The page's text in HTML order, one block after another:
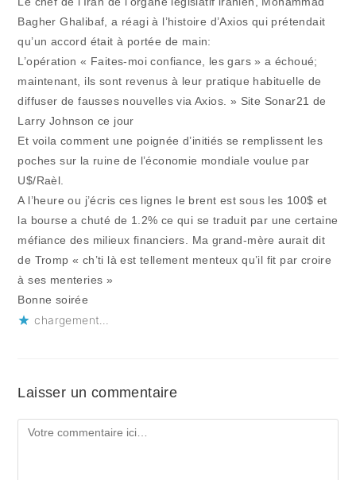
Bagher Ghalibaf, a réagi à l’histoire d’Axios qui prétendait
qu’un accord était à portée de main:
L’opération « Faites-moi confiance, les gars » a échoué;
maintenant, ils sont revenus à leur pratique habituelle de
diffuser de fausses nouvelles via Axios. » Site Sonar21 de
Larry Johnson ce jour
Et voila comment une poignée d’initiés se remplissent les
poches sur la ruine de l’économie mondiale voulue par
U$/Raèl.
A l’heure ou j’écris ces lignes le brent est sous les 100$ et
la bourse a chuté de 1.2% ce qui se traduit par une certaine
méfiance des milieux financiers. Ma grand-mère aurait dit
de Tromp « ch’ti là est tellement menteux qu’il fit par croire
à ses menteries »
Bonne soirée
chargement…
Laisser un commentaire
Comment